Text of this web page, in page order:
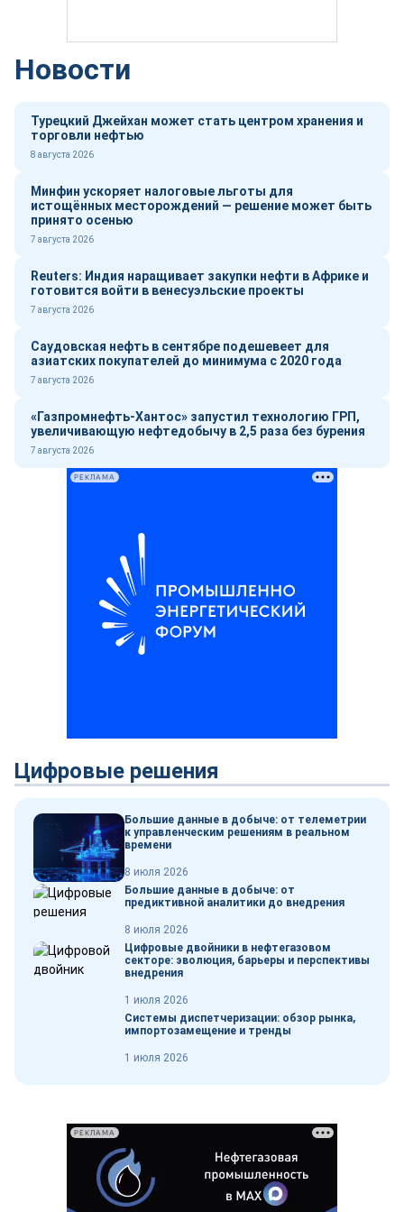
Новости
Турецкий Джейхан может стать центром хранения и
торговли нефтью
8 августа 2026
Минфин ускоряет налоговые льготы для
истощённых месторождений — решение может быть
принято осенью
7 августа 2026
Reuters: Индия наращивает закупки нефти в Африке и
готовится войти в венесуэльские проекты
7 августа 2026
Саудовская нефть в сентябре подешевеет для
азиатских покупателей до минимума с 2020 года
7 августа 2026
«Газпромнефть-Хантос» запустил технологию ГРП,
увеличивающую нефтедобычу в 2,5 раза без бурения
7 августа 2026
РЕКЛАМА
Цифровые решения
Большие данные в добыче: от телеметрии
к управленческим решениям в реальном
времени
8 июля 2026
Большие данные в добыче: от
предиктивной аналитики до внедрения
8 июля 2026
Цифровые двойники в нефтегазовом
секторе: эволюция, барьеры и перспективы
внедрения
1 июля 2026
Системы диспетчеризации: обзор рынка,
импортозамещение и тренды
1 июля 2026
РЕКЛАМА